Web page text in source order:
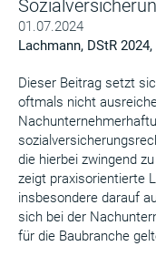
01.07.2024
Lachmann, DStR 2024,
Dieser Beitrag setzt
oftmals nicht
die hierbei zwingend
zeigt praxisorientierte
insbesondere darauf
sich bei der
für die Baubranche